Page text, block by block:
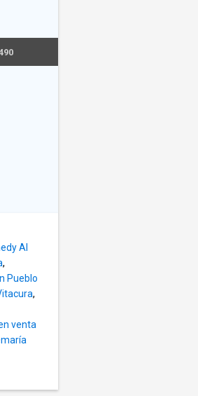
Al
,
Pueblo
,
venta